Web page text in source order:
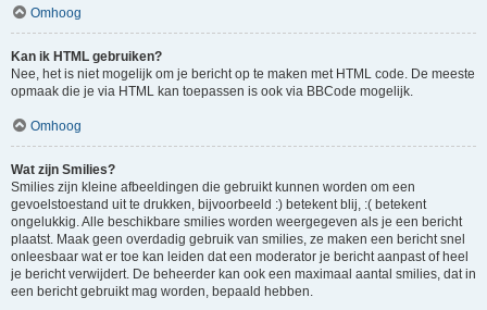
Omhoog
Kan ik HTML gebruiken?
Nee, het is niet mogelijk om je bericht op te maken met HTML code. De meeste
opmaak die je via HTML kan toepassen is ook via BBCode mogelijk.
Omhoog
Wat zijn Smilies?
Smilies zijn kleine afbeeldingen die gebruikt kunnen worden om een
gevoelstoestand uit te drukken, bijvoorbeeld :) betekent blij, :( betekent
ongelukkig. Alle beschikbare smilies worden weergegeven als je een bericht
plaatst. Maak geen overdadig gebruik van smilies, ze maken een bericht snel
onleesbaar wat er toe kan leiden dat een moderator je bericht aanpast of heel
je bericht verwijdert. De beheerder kan ook een maximaal aantal smilies, dat in
een bericht gebruikt mag worden, bepaald hebben.